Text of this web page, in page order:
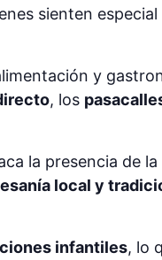
sienten
y
, los
la presencia de la
local y
infantiles, lo